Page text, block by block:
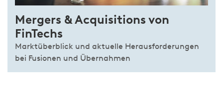
Mergers & Acquisitions von
FinTechs
Marktüberblick und aktuelle Herausforderungen
bei Fusionen und Übernahmen